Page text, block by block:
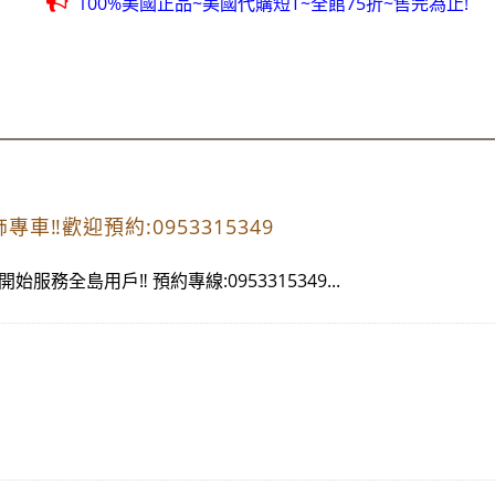
100%美國正品~美國代購短T~全館75折~售完為止!
專車‼️歡迎預約:0953315349
始服務全島用戶‼️ 預約專線:0953315349...